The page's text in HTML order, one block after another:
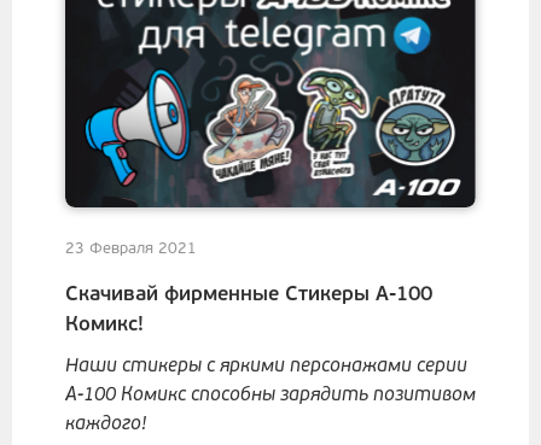
23 Февраля 2021
Скачивай фирменные Стикеры А-100
Комикс!
Наши стикеры с яркими персонажами серии
А-100 Комикс способны зарядить позитивом
каждого!